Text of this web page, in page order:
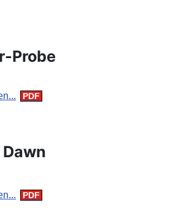
Probe